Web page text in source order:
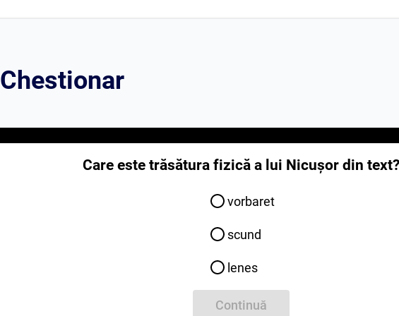
Chestionar
Care este trăsătura fizică a lui Nicușor din text?
vorbaret
scund
lenes
Continuă